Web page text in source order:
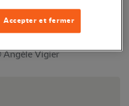
Angèle Vigier
Accepter et fermer